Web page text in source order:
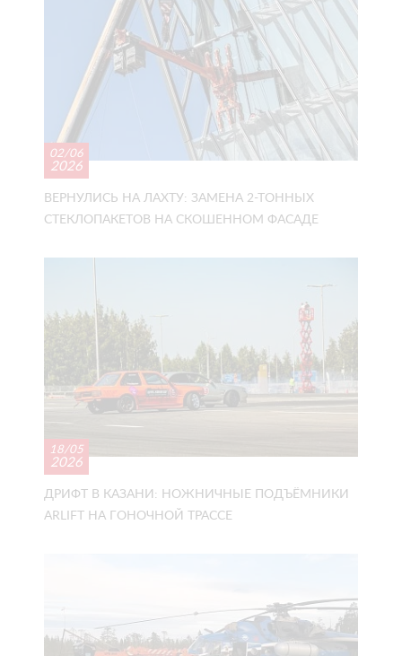
02/06
2026
ВЕРНУЛИСЬ НА ЛАХТУ: ЗАМЕНА 2-ТОННЫХ
СТЕКЛОПАКЕТОВ НА СКОШЕННОМ ФАСАДЕ
18/05
2026
ДРИФТ В КАЗАНИ: НОЖНИЧНЫЕ ПОДЪЁМНИКИ
ARLIFT НА ГОНОЧНОЙ ТРАССЕ